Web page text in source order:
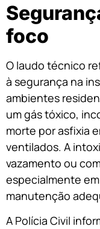
foco
O laudo técnico
à segurança na
ambientes
um gás tóxico,
morte por asfixia
ventilados. A
vazamento ou
especialmente
manutenção
A Polícia Civil